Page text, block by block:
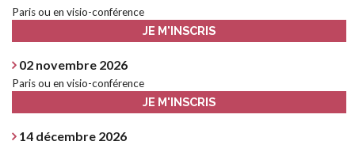
Paris ou en visio-conférence
JE M'INSCRIS
02 novembre 2026
Paris ou en visio-conférence
JE M'INSCRIS
14 décembre 2026